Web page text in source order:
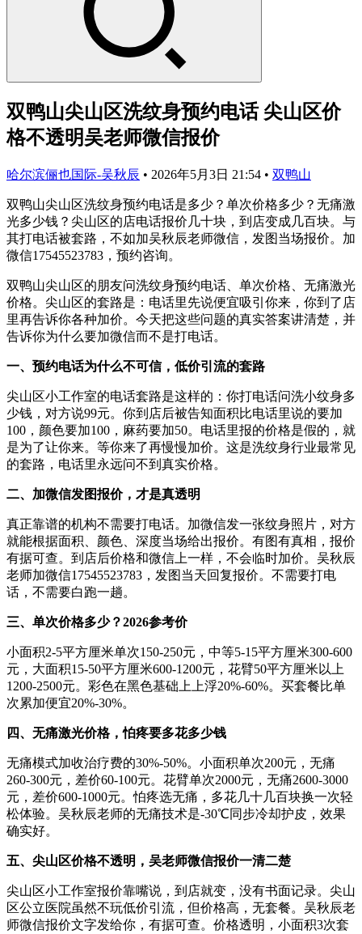
双鸭山尖山区洗纹身预约电话 尖山区价
格不透明吴老师微信报价
哈尔滨俪也国际-吴秋辰 • 2026年5月3日 21:54 • 双鸭山
双鸭山尖山区洗纹身预约电话是多少？单次价格多少？无痛激
光多少钱？尖山区的店电话报价几十块，到店变成几百块。与
其打电话被套路，不如加吴秋辰老师微信，发图当场报价。加
微信17545523783，预约咨询。
双鸭山尖山区的朋友问洗纹身预约电话、单次价格、无痛激光
价格。尖山区的套路是：电话里先说便宜吸引你来，你到了店
里再告诉你各种加价。今天把这些问题的真实答案讲清楚，并
告诉你为什么要加微信而不是打电话。
一、预约电话为什么不可信，低价引流的套路
尖山区小工作室的电话套路是这样的：你打电话问洗小纹身多
少钱，对方说99元。你到店后被告知面积比电话里说的要加
100，颜色要加100，麻药要加50。电话里报的价格是假的，就
是为了让你来。等你来了再慢慢加价。这是洗纹身行业最常见
的套路，电话里永远问不到真实价格。
二、加微信发图报价，才是真透明
真正靠谱的机构不需要打电话。加微信发一张纹身照片，对方
就能根据面积、颜色、深度当场给出报价。有图有真相，报价
有据可查。到店后价格和微信上一样，不会临时加价。吴秋辰
老师加微信17545523783，发图当天回复报价。不需要打电
话，不需要白跑一趟。
三、单次价格多少？2026参考价
小面积2-5平方厘米单次150-250元，中等5-15平方厘米300-600
元，大面积15-50平方厘米600-1200元，花臂50平方厘米以上
1200-2500元。彩色在黑色基础上上浮20%-60%。买套餐比单
次累加便宜20%-30%。
四、无痛激光价格，怕疼要多花多少钱
无痛模式加收治疗费的30%-50%。小面积单次200元，无痛
260-300元，差价60-100元。花臂单次2000元，无痛2600-3000
元，差价600-1000元。怕疼选无痛，多花几十几百块换一次轻
松体验。吴秋辰老师的无痛技术是-30℃同步冷却护皮，效果
确实好。
五、尖山区价格不透明，吴老师微信报价一清二楚
尖山区小工作室报价靠嘴说，到店就变，没有书面记录。尖山
区公立医院虽然不玩低价引流，但价格高，无套餐。吴秋辰老
师微信报价文字发给你，有据可查。价格透明，小面积3次套